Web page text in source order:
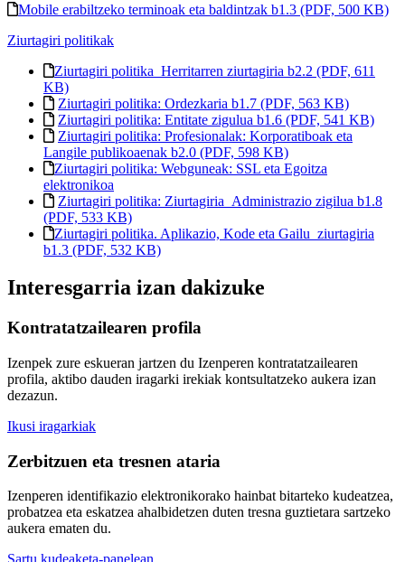
Mobile erabiltzeko terminoak eta baldintzak b1.3 (PDF, 500 KB)
Ziurtagiri politikak
Ziurtagiri politika_Herritarren ziurtagiria b2.2 (PDF, 611
KB)
Ziurtagiri politika: Ordezkaria b1.7 (PDF, 563 KB)
Ziurtagiri politika: Entitate zigulua b1.6 (PDF, 541 KB)
Ziurtagiri politika: Profesionalak: Korporatiboak eta
Langile publikoaenak b2.0 (PDF, 598 KB)
Ziurtagiri politika: Webguneak: SSL eta Egoitza
elektronikoa
Ziurtagiri politika: Ziurtagiria_Administrazio zigilua b1.8
(PDF, 533 KB)
Ziurtagiri politika. Aplikazio, Kode eta Gailu ziurtagiria
b1.3 (PDF, 532 KB)
Interesgarria izan dakizuke
Kontratatzailearen profila
Izenpek zure eskueran jartzen du Izenperen kontratatzailearen
profila, aktibo dauden iragarki irekiak kontsultatzeko aukera izan
dezazun.
Ikusi iragarkiak
Zerbitzuen eta tresnen ataria
Izenperen identifikazio elektronikorako hainbat bitarteko kudeatzea,
probatzea eta eskatzea ahalbidetzen duten tresna guztietara sartzeko
aukera ematen du.